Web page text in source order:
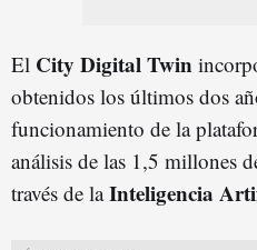
El City Digital Twin
obtenidos los últimos dos
funcionamiento de la
análisis de las 1,5 millones
través de laInteligencia